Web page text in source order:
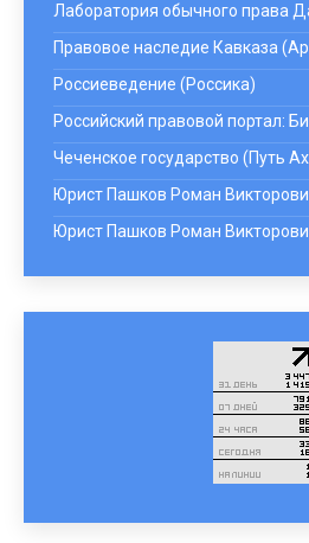
Лаборатория обычного права
Правовое наследие Кавказа
Россиеведение (Россика)
Российский правовой портал:
Чеченское государство (Путь
Юрист Пашков Роман
Юрист Пашков Роман